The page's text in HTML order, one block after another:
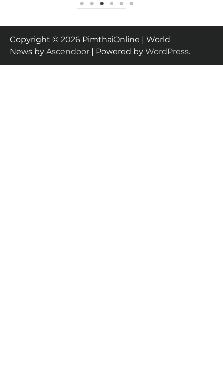
Copyright © 2026 PimthaiOnline | World
News by Ascendoor | Powered by WordPress.